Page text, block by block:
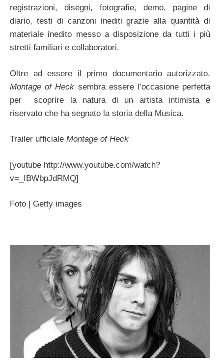
registrazioni, disegni, fotografie, demo, pagine di
diario, testi di canzoni inediti grazie alla quantità di
materiale inedito messo a disposizione da tutti i più
stretti familiari e collaboratori.
Oltre ad essere il primo documentario autorizzato,
Montage of Heck sembra essere l’occasione perfetta
per scoprire la natura di un artista intimista e
riservato che ha segnato la storia della Musica.
Trailer ufficiale Montage of Heck
[youtube http://www.youtube.com/watch?
v=_IBWbpJdRMQ]
Foto | Getty images